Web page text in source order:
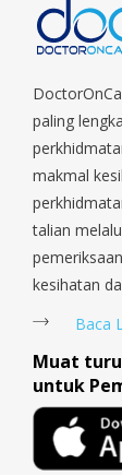
Kallang/
Macpherson,
Rochor,
Serangoon
Telok
Coast,
Coast,
paling
makmal
talian
kesihatan
Baca
Muat
untuk